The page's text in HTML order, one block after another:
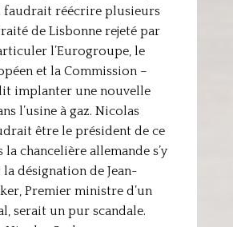
faudrait réécrire plusieurs
de Lisbonne rejeté par
l’Eurogroupe, le
et la Commission –
implanter une nouvelle
l’usine à gaz. Nicolas
être le président de ce
la chancelière allemande s’y
désignation de Jean-
Premier ministre d’un
serait un pur scandale.